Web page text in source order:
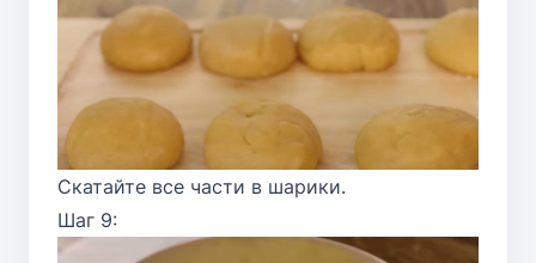
Скатайте все части в шарики.
Шаг 9: